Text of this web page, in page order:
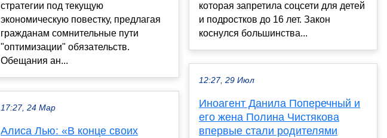
стратегии под текущую
экономическую повестку, предлагая
гражданам сомнительные пути
"оптимизации" обязательств.
Обещания ан...
17:27, 24 Мар
Алиса Лью: «В конце своих
которая запретила соцсети для детей
и подростков до 16 лет. Закон
коснулся большинства...
12:27, 29 Июл
Иноагент Данила Поперечный и
его жена Полина Чистякова
впервые стали родителями